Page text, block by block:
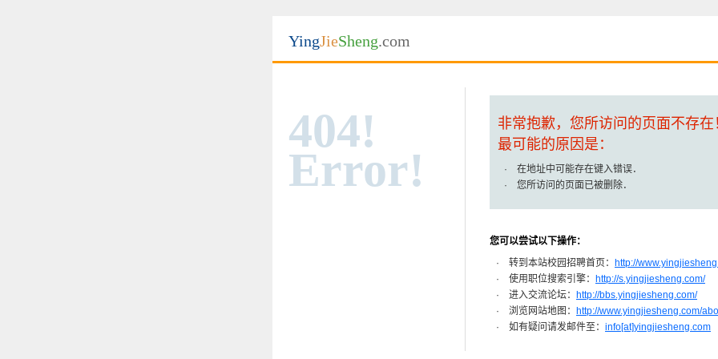
YingJieSheng.com
404!
Error!
非常抱歉，您所访问的页面不存在
最可能的原因是：
· 在地址中可能存在键入错误．
· 您所访问的页面已被删除．
您可以尝试以下操作：
· 转到本站校园招聘首页： http://
· 使用职位搜索引擎： http://s.yingjiesheng.com/
· 进入交流论坛： http://bbs.yingjiesheng.com/
· 浏览网站地图： http://www.yingjiesheng.com/
· 如有疑问请发邮件至： info[at]yingjiesheng.com